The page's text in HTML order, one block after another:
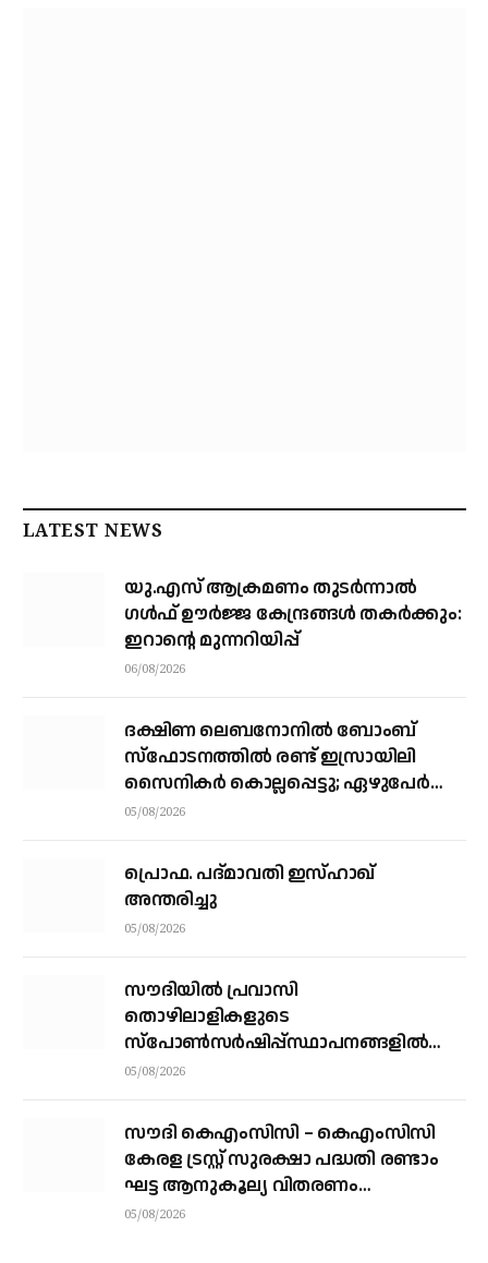
LATEST NEWS
യു.എസ് ആക്രമണം തുടർന്നാൽ
ഗൾഫ് ഊർജ്ജ കേന്ദ്രങ്ങൾ തകർക്കും:
ഇറാന്റെ മുന്നറിയിപ്പ്
06/08/2026
ദക്ഷിണ ലെബനോനില്‍ ബോംബ്
സ്‌ഫോടനത്തില്‍ രണ്ട് ഇസ്രായിലി
സൈനികര്‍ കൊല്ലപ്പെട്ടു; ഏഴുപേര്‍ക്ക്
പരിക്ക്
05/08/2026
പ്രൊഫ. പദ്മാവതി ഇസ്ഹാഖ്
അന്തരിച്ചു
05/08/2026
സൗദിയില്‍ പ്രവാസി
തൊഴിലാളികളുടെ
സ്‌പോണ്‍സര്‍ഷിപ്പ്സ്ഥാപനങ്ങളില്‍
നിന്ന് വ്യക്തികളിലേക്ക് മാറ്റാന്‍
05/08/2026
സൗദി കെഎംസിസി – കെഎംസിസി
കേരള ട്രസ്റ്റ് സുരക്ഷാ പദ്ധതി രണ്ടാം
ഘട്ട ആനുകൂല്യ വിതരണം
വെള്ളിയാഴ്ച്ച കോഴിക്കോട്ട്
05/08/2026